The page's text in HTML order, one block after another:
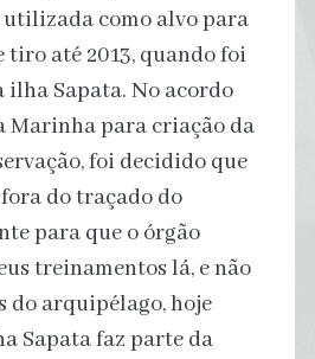
como alvo para
até 2013, quando foi
Sapata. No acordo
Marinha para criação da
foi decidido que
do traçado do
para que o órgão
treinamentos lá, e não
do arquipélago, hoje
Sapata faz parte da